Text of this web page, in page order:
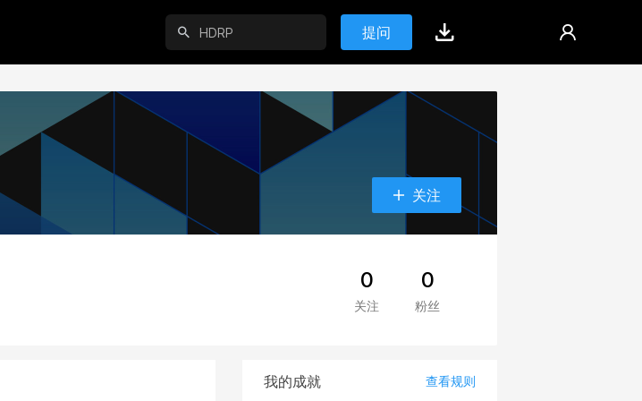
提问
关注
0
关注
0
粉丝
我的成就 查看规则